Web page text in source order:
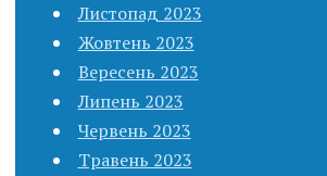
Листопад 2023
Жовтень 2023
Вересень 2023
Липень 2023
Червень 2023
Травень 2023